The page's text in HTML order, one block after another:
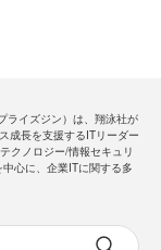
ライズジン）は、翔泳社が
成長を支援するITリーダー
クノロジー/情報セキュリ
心に、企業ITに関する多